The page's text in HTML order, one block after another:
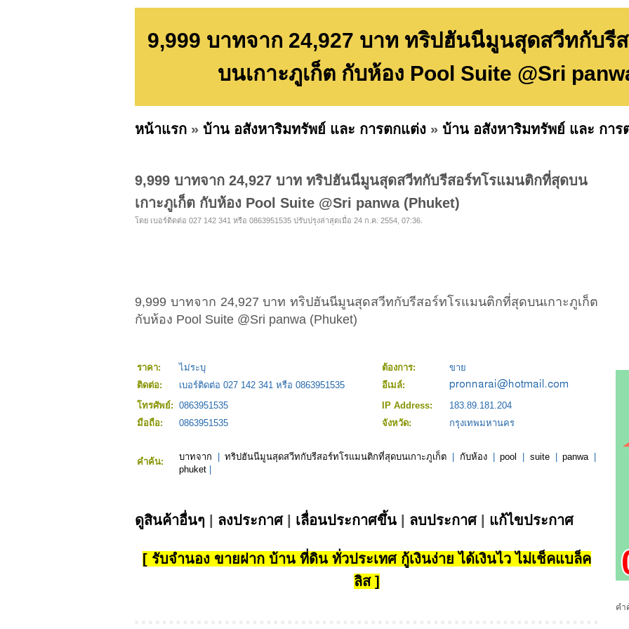
9,999 บาทจาก 24,927 บาท ทริปฮันนีมูนสุดสวีทกับรี
บนเกาะภูเก็ต กับห้อง Pool Suite @Sri
หน้าแรก » บ้าน อสังหาริมทรัพย์ และ การตกแต่ง » บ้าน อสังหาริมทรัพย์ และ การ
9,999 บาทจาก 24,927 บาท ทริปฮันนีมูนสุดสวีทกับรีสอร์ทโรแมนติกที่สุดบน
เกาะภูเก็ต กับห้อง Pool Suite @Sri panwa (Phuket)
โดย เบอร์ติดต่อ 027 142 341 หรือ 0863951535 ปรับปรุงล่าสุดเมื่อ 24 ก.ค. 2554, 07:36.
9,999 บาทจาก 24,927 บาท ทริปฮันนีมูนสุดสวีทกับรีสอร์ทโรแมนติกที่สุดบนเกาะภูเก็ต
กับห้อง Pool Suite @Sri panwa (Phuket)
ราคา: ไม่ระบุ ต้องการ:
ขาย
ติดต่อ:
เบอร์ติดต่อ 027 142 341 หรือ 0863951535
อีเมล์:
โทรศัพย์: 0863951535 IP Address:
183.89.181.204
มือถือ:
0863951535 จังหวัด: กรุงเทพมหานคร
คำค้น: บาทจาก |ทริปฮันนีมูนสุดสวีทกับรีสอร์ทโรแมนติกที่สุดบนเกาะภูเก็ต กับห้อง|pool suite|panwa|
phuket
ดูสินค้าอื่นๆ ลงประกาศ| เลื่อนประกาศขึ้น ลบประกาศ| แก้ไขประกาศ
[ รับจำนอง ขายฝาก บ้าน ที่ดิน ทั่วประเทศ กู้เงินง่าย ได้เงินไว ไม่เช็คแบล็ค
ลิส ]
คำ